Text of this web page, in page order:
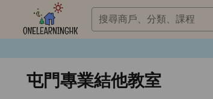
搜尋商戶、分類、課程
屯門專業結他教室